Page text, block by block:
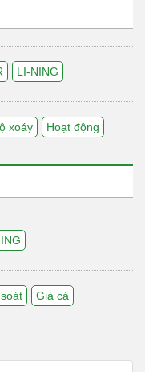
LI-NING
xoáy Hoạt động
Giá cả